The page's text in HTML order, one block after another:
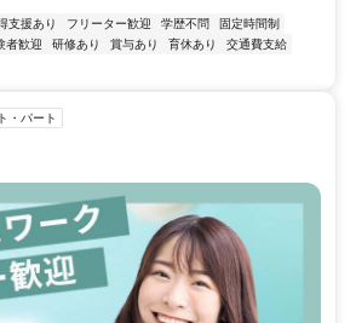
支援あり フリーター歓迎 学歴不問
固定時間制
者歓迎 研修あり 賞与あり 育休あり
交通費支給
・パート